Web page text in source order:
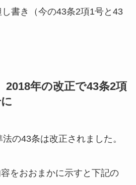
書き（今の43条2項1号と43
2018年の改正で43条2項
の43条は改正されました。
をおおまかに示すと下記の